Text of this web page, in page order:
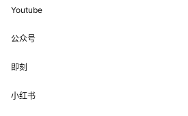
Youtube
公众号
即刻
小红书